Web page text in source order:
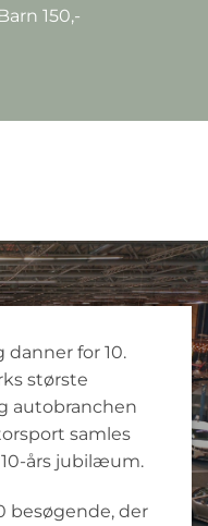
150,-
danner for 10.
største
autobranchen
samles
års jubilæum.
besøgende, der